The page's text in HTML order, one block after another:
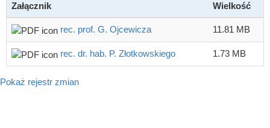
Załącznik Wielkość
rec. prof. G. Ojcewicza 11.81 MB
rec. dr. hab. P. Złotkowskiego 1.73 MB
Pokaż rejestr zmian